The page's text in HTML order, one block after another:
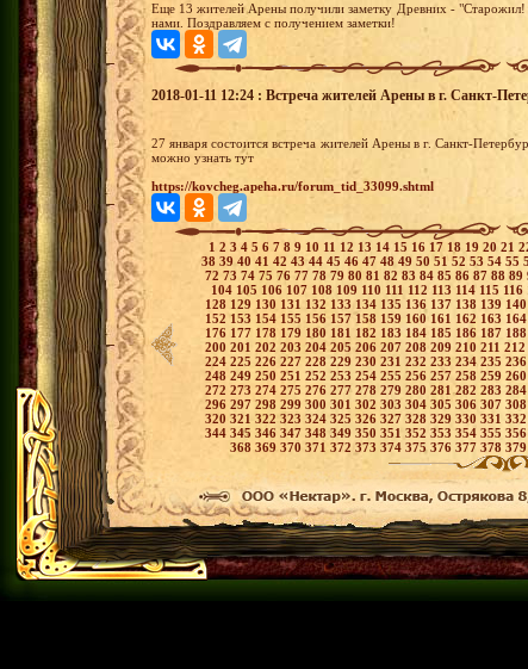
Еще 13 жителей Арены получили заметку Древних -
нами. Поздравляем с получением заметки!
2018-01-11 12:24 : Встреча жителей Арены в г. Санкт-
27 января состоится встреча жителей Арены в г. Санкт-
можно узнать тут
https://kovcheg.apeha.ru/forum_tid_33099.shtml
1 2 3 4 5 6 7 8 9 10 11 12 13 14 15 16 17 18 19 20 21
38 39 40 41 42 43 44 45 46 47 48 49 50 51 52 53 54 55
72 73 74 75 76 77 78 79 80 81 82 83 84 85 86 87 88 89
104 105 106 107 108 109 110 111 112 113 114 115 116
128 129 130 131 132 133 134 135 136 137 138 139 140
152 153 154 155 156 157158 159 160 161 162 163 164
176 177 178 179 180 181 182 183 184 185 186 187 188
200 201 202 203 204 205 206 207 208 209 210 211 212
224 225 226 227 228 229 230 231 232 233 234 235 236
248 249 250 251 252 253 254 255 256 257 258 259 260
272 273 274 275 276 277 278 279 280 281282 283 284
296 297 298 299 300 301 302 303 304 305 306 307 308
320 321 322 323 324 325 326 327 328 329 330 331 332
344 345 346 347 348 349 350 351 352 353 354 355
368 369 370 371 372 373 374 375 376 377 378 379